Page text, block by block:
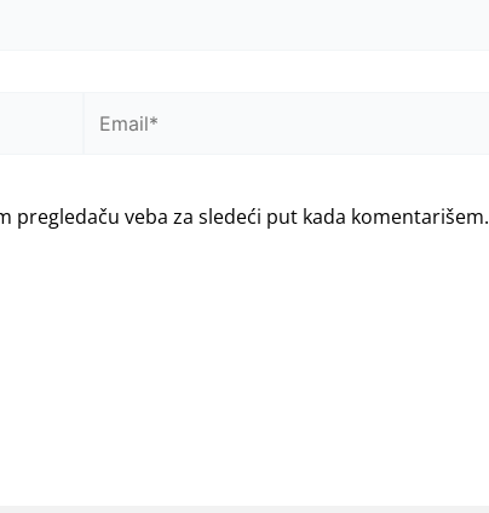
pregledaču veba za sledeći put kada komentarišem.